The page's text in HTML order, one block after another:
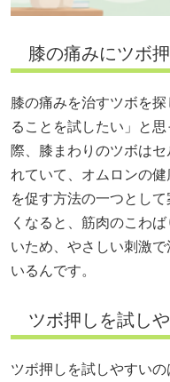
膝の痛みにツボ
膝の痛みを治すツボを
ることを試したい」と
際、膝まわりのツボは
れていて、オムロンの
を促す方法の一つとし
くなると、筋肉のこわ
いため、やさしい刺激
いるんです。
ツボ押しを試し
ツボ押しを試しやすい